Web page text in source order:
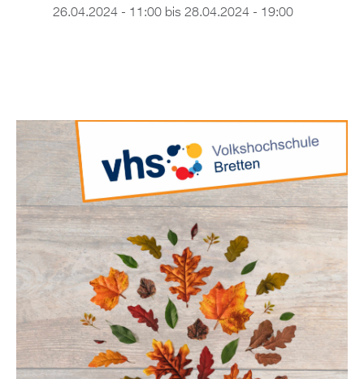
26.04.2024 - 11:00bis 28.04.2024 - 19:00